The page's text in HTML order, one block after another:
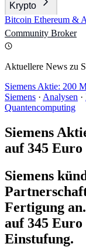
Krypto
Bitcoin Ethereum &
Community Broker
Aktuellere News zu
Siemens Aktie: 200
Siemens · Analysen ·
Quantencomputing
Siemens
auf 345 Euro
Siemens
Fertigung
auf 345
Einstufung.